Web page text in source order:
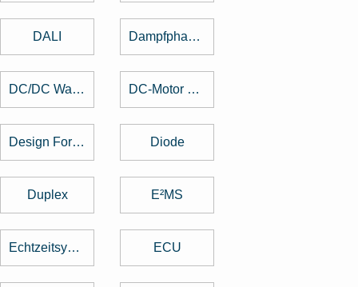
DALI Dampfphasenlöten
DC/DC Wandler DC-Motor brushed
Design For Manufacturing Diode
Duplex E²MS
Echtzeitsystem ECU